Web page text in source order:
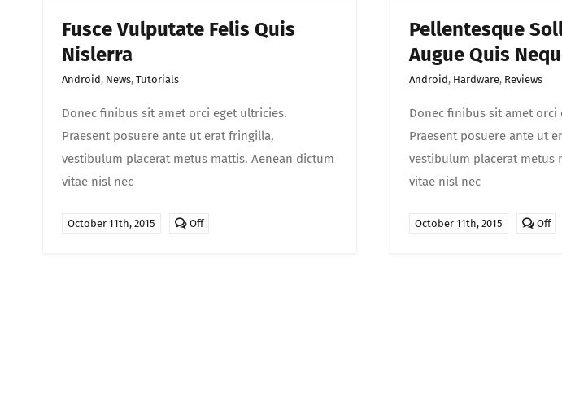
Fusce Vulputate Felis Quis
Nislerra
Android, News, Tutorials
Donec finibus sit amet orci eget ultricies.
Praesent posuere ante ut erat fringilla,
vestibulum placerat metus mattis. Aenean dictum
vitae nisl nec
October 11th, 2015 OffComments
Pellentesque
Augue Quis
Android, Hardware, Reviews
Donec finibus sit amet orci
Praesent posuere ante ut
vestibulum placerat metus
vitae nisl nec
October 11th, 2015 Off